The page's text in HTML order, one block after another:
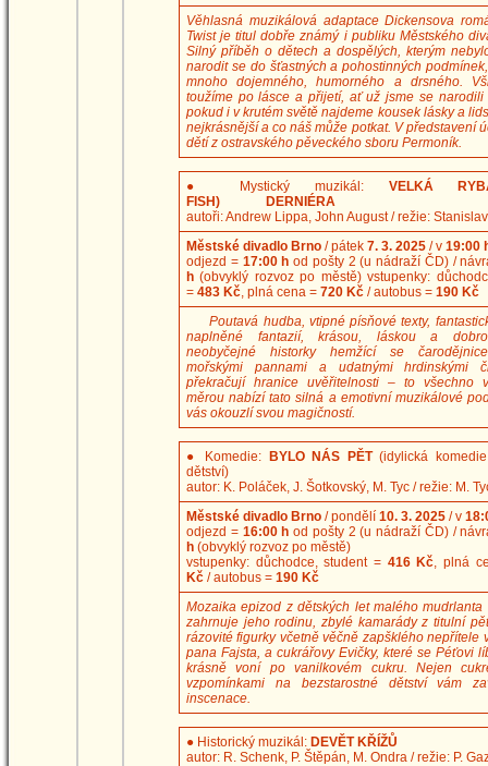
Věhlasná muzikálová adaptace Dickensova
Twist je titul dobře známý i publiku Městského
Silný příběh o dětech a dospělých, kterým
narodit se do šťastných a pohostinných
mnoho dojemného, humorného a drsného.
toužíme po lásce a přijetí, ať už jsme se narodili
pokud i v krutém světě najdeme kousek lásky a
nejkrásnější a co náš může potkat. V představení
dětí z ostravského pěveckého sboru Permoník.
● Mystický muzikál: VELKÁ
FISH) DERNIÉRA
autoři: Andrew Lippa, John August / režie:
Městské divadlo Brno / pátek 7. 3. 2025 / v 19:00
odjezd = 17:00 h od pošty 2 (u nádraží ČD) /
h (obvyklý rozvoz po městě) vstupenky:
= 483 Kč , plná cena = 720 Kč / autobus = 190 Kč
Poutavá hudba, vtipné písňové texty,
naplněné fantazií, krásou, láskou a
neobyčejné historky hemžící se
mořskými pannami a udatnými hrdinskými
překračují hranice uvěřitelnosti – to všechno
měrou nabízí tato silná a emotivní muzikálové
vás okouzlí svou magičností.
● Komedie: BYLO NÁS PĚT(idylická
dětství)
autor: K. Poláček, J. Šotkovský, M. Tyc / režie: M.
Městské divadlo Brno / pondělí 10. 3. 2025 / v
odjezd = 16:00 h od pošty 2 (u nádraží ČD) /
h (obvyklý rozvoz po městě)
vstupenky: důchodce, student = 416 Kč , plná
Kč / autobus = 190 Kč
Mozaika epizod z dětských let malého mudrlanta
zahrnuje jeho rodinu, zbylé kamarády z titulní
rázovité figurky včetně věčně zapšklého nepřítele
pana Fajsta, a cukrářovy Evičky, které se Péťovi
krásně voní po vanilkovém cukru. Nejen
vzpomínkami na bezstarostné dětství vám
inscenace.
● Historický muzikál: DEVĚT KŘÍŽŮ
autor: R. Schenk, P. Štěpán, M. Ondra / režie: P.